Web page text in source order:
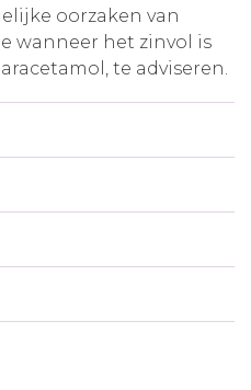
oorzaken van
wanneer het zinvol is
te adviseren.